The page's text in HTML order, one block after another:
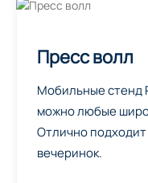
Пресс волл
Мобильные стенд
можно любые
Отлично подходит
вечеринок.